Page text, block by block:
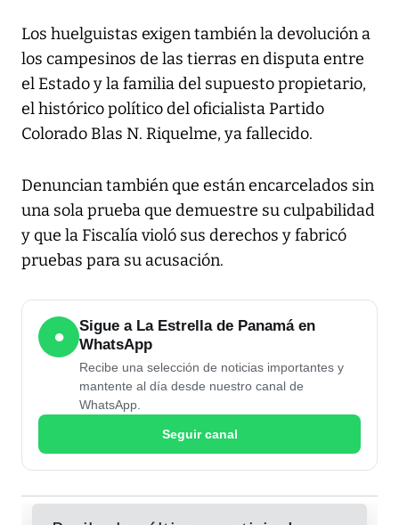
Los huelguistas exigen también la devolución a
los campesinos de las tierras en disputa entre
el Estado y la familia del supuesto propietario,
el histórico político del oficialista Partido
Colorado Blas N. Riquelme, ya fallecido.
Denuncian también que están encarcelados sin
una sola prueba que demuestre su culpabilidad
y que la Fiscalía violó sus derechos y fabricó
pruebas para su acusación.
●
Sigue a La Estrella de Panamá en
WhatsApp
Recibe una selección de noticias importantes y
mantente al día desde nuestro canal de
WhatsApp.
Seguir canal